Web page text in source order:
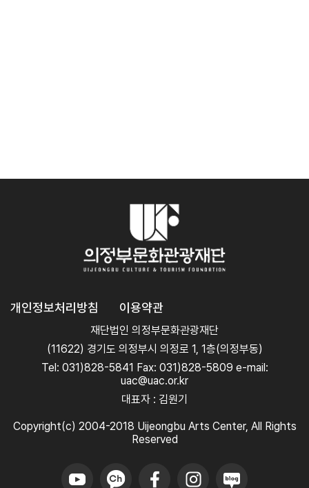
개인정보처리방침 이용약관
재단법인 의정부문화관광재단
(11622) 경기도 의정부시 의정로 1, 1층(의정부동)
Tel: 031)828-5841 Fax: 031)828-5809 e-mail:
uac@uac.or.kr
대표자 : 김원기
Copyright(c) 2004-2018 Uijeongbu Arts Center, All Rights
Reserved